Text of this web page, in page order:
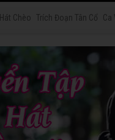
Hát Chèo Trích Đoạn Tân Cổ Ca